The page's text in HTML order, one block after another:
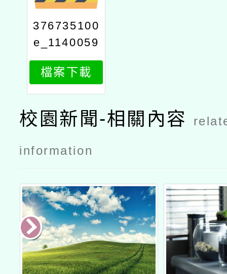
376735100
e_1140059
699_attach
1
檔案下載
校園新聞-相關內容
information